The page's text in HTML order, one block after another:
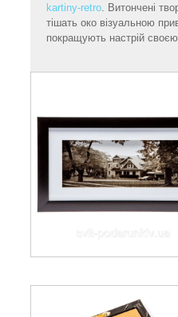
kartiny-retro . Витончені
тішать око візуальною
покращують настрій